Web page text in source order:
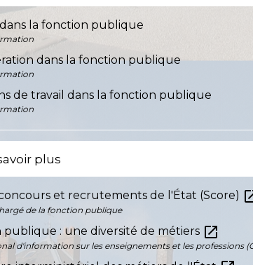
la fonction publique
dans la fonction publique
de travail dans la fonction publique
plus
et recrutements de l'État (Score)
de la fonction publique
publique : une diversité de métiers open_in_new
d'information sur les enseignements et les professions